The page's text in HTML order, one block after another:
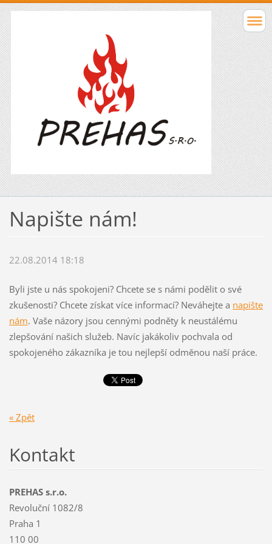
Napište nám!
22.08.2014 18:18
Byli jste u nás spokojeni? Chcete se s námi podělit o své
zkušenosti? Chcete získat více informací? Neváhejte a napište
nám. Vaše názory jsou cennými podněty k neustálému
zlepšování našich služeb. Navíc jakákoliv pochvala od
spokojeného zákazníka je tou nejlepší odměnou naší práce.
« Zpět
Kontakt
PREHAS s.r.o.
Revoluční 1082/8
Praha 1
110 00